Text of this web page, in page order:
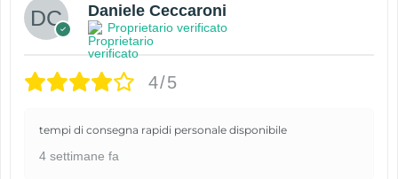
Daniele Ceccaroni
Proprietario verificato
4/5
tempi di consegna rapidi personale disponibile
4 settimane fa